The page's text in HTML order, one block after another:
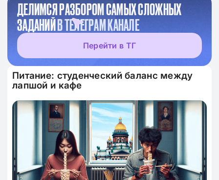
ДЕЛИМСЯ РАЗБОРОМ САМЫХ СЛОЖНЫХ
ЗАДАНИЙВ ТЕЛЕГРАМ КАНАЛЕ
Перейти в ТГ
Питание: студенческий баланс между
лапшой и кафе